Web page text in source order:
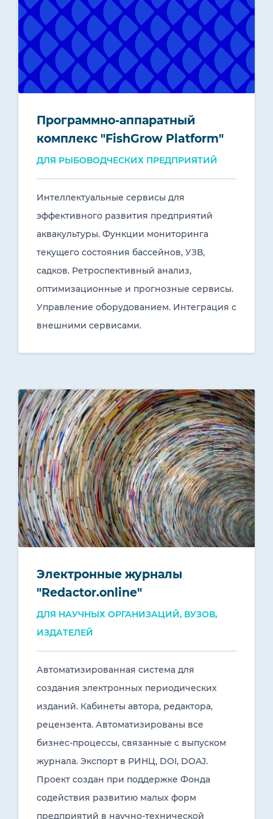
Программно-аппаратный
комплекс "FishGrow Platform"
ДЛЯ РЫБОВОДЧЕСКИХ ПРЕДПРИЯТИЙ
Интеллектуальные сервисы для
эффективного развития предприятий
аквакультуры. Функции мониторинга
текущего состояния бассейнов, УЗВ,
садков. Ретроспективный анализ,
оптимизационные и прогнозные сервисы.
Управление оборудованием. Интеграция с
внешними сервисами.
Электронные журналы
"Redactor.online"
ДЛЯ НАУЧНЫХ ОРГАНИЗАЦИЙ, ВУЗОВ,
ИЗДАТЕЛЕЙ
Автоматизированная система для
создания электронных периодических
изданий. Кабинеты автора, редактора,
рецензента. Автоматизированы все
бизнес-процессы, связанные с выпуском
журнала. Экcпорт в РИНЦ, DOI, DOAJ.
Проект создан при поддержке Фонда
содействия развитию малых форм
предприятий в научно-технической